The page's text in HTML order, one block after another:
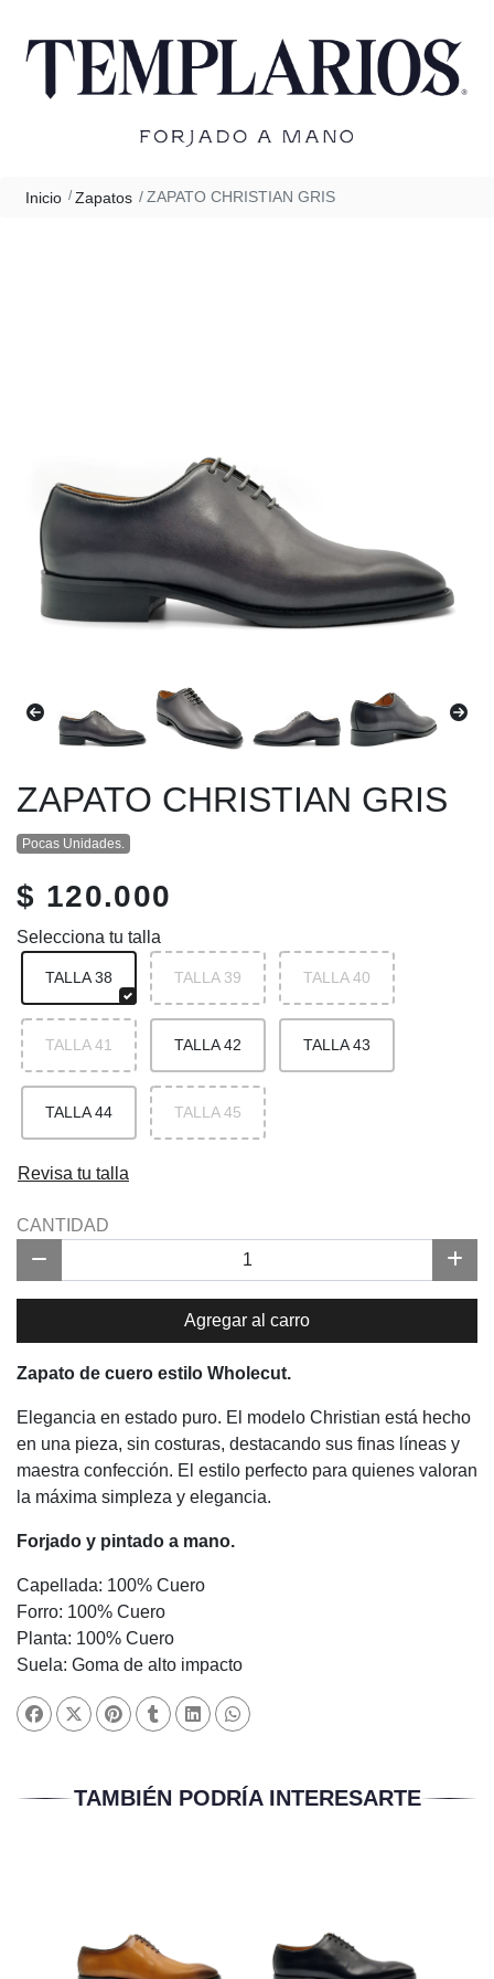
Inicio Zapatos ZAPATO CHRISTIAN GRIS
ZAPATO CHRISTIAN GRIS
Pocas Unidades.
$ 120.000
Selecciona tu talla
TALLA 38 TALLA 39 TALLA 40
TALLA 41 TALLA 42 TALLA 43
TALLA 44 TALLA 45
Revisa tu talla
CANTIDAD
Agregar al carro
Zapato de cuero estilo Wholecut.
Elegancia en estado puro. El modelo Christian está hecho
en una pieza, sin costuras, destacando sus finas líneas y
maestra confección. El estilo perfecto para quienes valoran
la máxima simpleza y elegancia.
Forjado y pintado a mano.
Capellada: 100% Cuero
Forro: 100% Cuero
Planta: 100% Cuero
Suela: Goma de alto impacto
TAMBIÉN PODRÍA INTERESARTE